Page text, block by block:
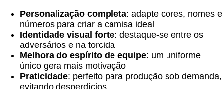
Personalização completa: adapte cores, nomes e
números para criar a camisa ideal
Identidade visual forte: destaque-se entre os
adversários e na torcida
Melhora do espírito de equipe: um uniforme
único gera mais motivação
Praticidade: perfeito para produção sob demanda,
evitando desperdícios